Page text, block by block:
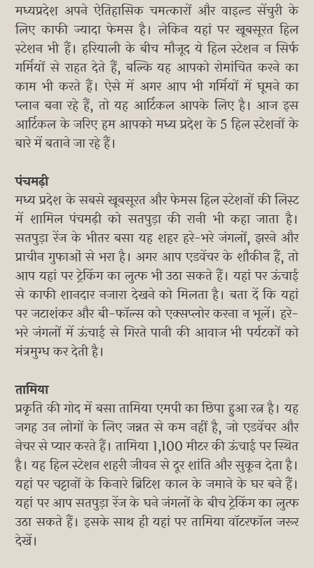
मध्‍यप्रदेश अपने ऐतिहासिक चमत्‍कारों और वाइल्‍ड सेंचुरी के
लिए काफी ज्यादा फेमस है। लेकिन यहां पर खूबसूरत हिल
स्टेशन भी हैं। हरियाली के बीच मौजूद ये हिल स्टेशन न सिर्फ
गर्मियों से राहत देते हैं, बल्कि यह आपको रोमांचित करने का
काम भी करते हैं। ऐसे में अगर आप भी गर्मियों में घूमने का
प्लान बना रहे हैं, तो यह आर्टिकल आपके लिए है। आज इस
आर्टिकल के जरिए हम आपको मध्य प्रदेश के 5 हिल स्टेशनों के
बारे में बताने जा रहे हैं।
पंचमढ़ी
मध्य प्रदेश के सबसे खूबसूरत और फेमस हिल स्टेशनों की लिस्ट
में शामिल पंचमढ़ी को सतपुड़ा की रानी भी कहा जाता है।
सतपुड़ा रेंज के भीतर बसा यह शहर हरे-भरे जंगलों, झरने और
प्राचीन गुफाओं से भरा है। अगर आप एडवेंचर के शौकीन हैं, तो
आप यहां पर ट्रेकिंग का लुत्फ भी उठा सकते हैं। यहां पर ऊंचाई
से काफी शानदार नजारा देखने को मिलता है। बता दें कि यहां
पर जटाशंकर और बी-फॉल्स को एक्सप्लोर करना न भूलें। हरे-
भरे जंगलों में ऊंचाई से गिरते पानी की आवाज भी पर्यटकों को
मंत्रमुग्ध कर देती है।
तामिया
प्रकृति की गोद में बसा तामिया एमपी का छिपा हुआ रत्न है। यह
जगह उन लोगों के लिए जन्नत से कम नहीं है, जो एडवेंचर और
नेचर से प्यार करते हैं। तामिया 1,100 मीटर की ऊंचाई पर स्थित
है। यह हिल स्टेशन शहरी जीवन से दूर शांति और सुकून देता है।
यहां पर चट्टानों के किनारे ब्रिटिश काल के जमाने के घर बने हैं।
यहां पर आप सतपुड़ा रेंज के घने जंगलों के बीच ट्रेकिंग का लुत्फ
उठा सकते हैं। इसके साथ ही यहां पर तामिया वॉटरफॉल जरूर
देखें।